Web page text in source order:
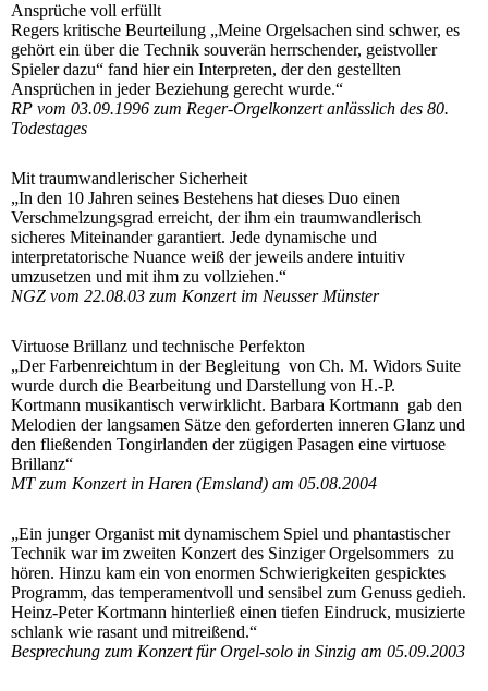
Ansprüche voll erfüllt
Regers kritische Beurteilung „Meine Orgelsachen sind schwer, es
gehört ein über die Technik souverän herrschender, geistvoller
Spieler dazu“ fand hier ein Interpreten, der den gestellten
Ansprüchen in jeder Beziehung gerecht wurde.“
RP vom 03.09.1996 zum Reger-Orgelkonzert anlässlich des 80.
Todestages
Mit traumwandlerischer Sicherheit
„In den 10 Jahren seines Bestehens hat dieses Duo einen
Verschmelzungsgrad erreicht, der ihm ein traumwandlerisch
sicheres Miteinander garantiert. Jede dynamische und
interpretatorische Nuance weiß der jeweils andere intuitiv
umzusetzen und mit ihm zu vollziehen.“
NGZ vom 22.08.03 zum Konzert im Neusser Münster
Virtuose Brillanz und technische Perfekton
„Der Farbenreichtum in der Begleitung von Ch. M. Widors Suite
wurde durch die Bearbeitung und Darstellung von H.-P.
Kortmann musikantisch verwirklicht. Barbara Kortmann gab den
Melodien der langsamen Sätze den geforderten inneren Glanz und
den fließenden Tongirlanden der zügigen Pasagen eine virtuose
Brillanz“
MT zum Konzert in Haren (Emsland) am 05.08.2004
„Ein junger Organist mit dynamischem Spiel und phantastischer
Technik war im zweiten Konzert des Sinziger Orgelsommers zu
hören. Hinzu kam ein von enormen Schwierigkeiten gespicktes
Programm, das temperamentvoll und sensibel zum Genuss gedieh.
Heinz-Peter Kortmann hinterließ einen tiefen Eindruck, musizierte
schlank wie rasant und mitreißend.“
Besprechung zum Konzert für Orgel-solo in Sinzig am 05.09.2003